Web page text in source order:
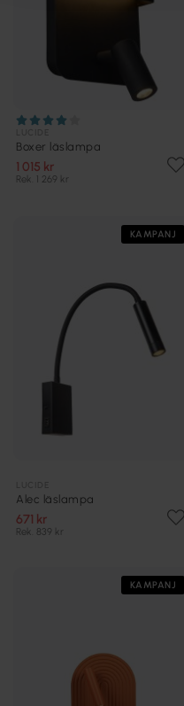
Boxer läslampa
1 015 kr
Rek. 1 269 kr
KAMPANJ
Alec läslampa
671 kr
Rek. 839 kr
KAMPANJ